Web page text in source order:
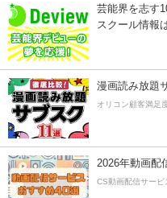
芸能界を志す
スクール情報
漫画読み放題
オリコン顧客満足
2026年動画配
CS動画配信サービ